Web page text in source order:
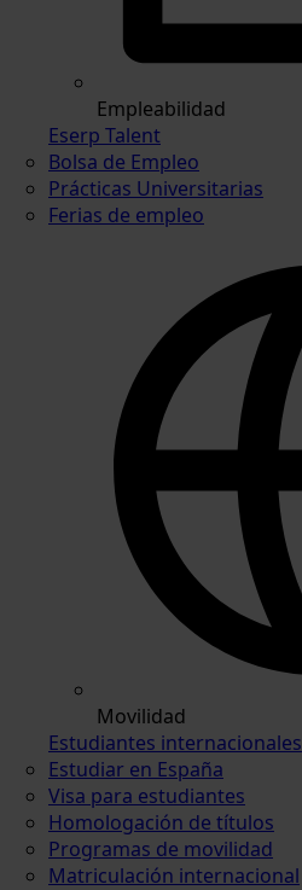
Empleabilidad
Eserp Talent
Bolsa de Empleo
Prácticas Universitarias
Ferias de empleo
Movilidad
Estudiantes internacionales
Estudiar en España
Visa para estudiantes
Homologación de títulos
Programas de movilidad
Matriculación internacional